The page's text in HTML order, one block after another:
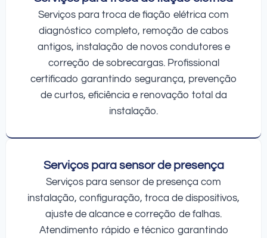
Serviços para troca de fiação elétrica com
diagnóstico completo, remoção de cabos
antigos, instalação de novos condutores e
correção de sobrecargas. Profissional
certificado garantindo segurança, prevenção
de curtos, eficiência e renovação total da
instalação.
Serviços para sensor de presença
Serviços para sensor de presença com
instalação, configuração, troca de dispositivos,
ajuste de alcance e correção de falhas.
Atendimento rápido e técnico garantindo